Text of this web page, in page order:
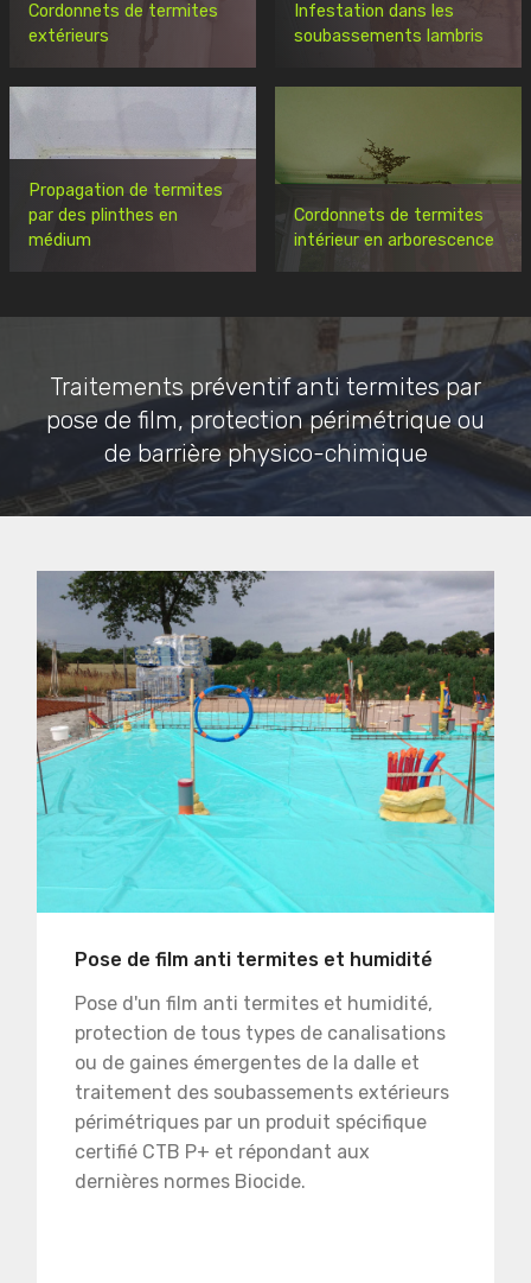
Cordonnets de termites
extérieurs
Infestation dans les
soubassements lambris
Propagation de termites
par des plinthes en
médium
Cordonnets de termites
intérieur en arborescence
Traitements préventif anti termites par
pose de film, protection périmétrique ou
de barrière physico-chimique
Pose de film anti termites et humidité
Pose d'un film anti termites et humidité,
protection de tous types de canalisations
ou de gaines émergentes de la dalle et
traitement des soubassements extérieurs
périmétriques par un produit spécifique
certifié CTB P+ et répondant aux
dernières normes Biocide.